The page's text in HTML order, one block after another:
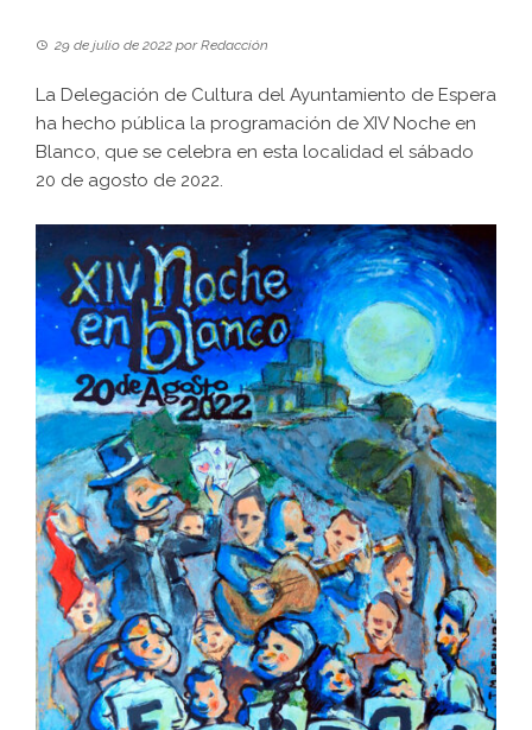
29 de julio de 2022 porRedacción
La Delegación de Cultura del Ayuntamiento de Espera
ha hecho pública la programación de XIV Noche en
Blanco, que se celebra en esta localidad el sábado
20 de agosto de 2022.